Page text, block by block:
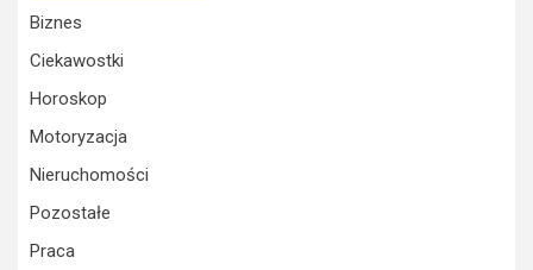
Biznes
Ciekawostki
Horoskop
Motoryzacja
Nieruchomości
Pozostałe
Praca